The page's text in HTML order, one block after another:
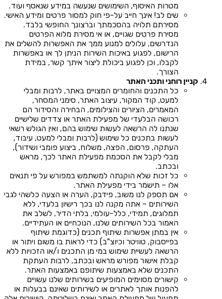
מטרות האיסוף, השימושים שנעשה במידע שנאסף ועוד.
שים לב! אינך חייב על-פי חוק למסור פרטים ומידע האישי.
מסירתם תלויה בהסכמתך וברצונך החופשי בלבד.
מסירת פרטים שגויים, או אי מסירת מלוא הפרטים
הנדרשים, עלולים למנוע ממך את האפשרות להשלים את
הרישום, לפגוע באיכות השירות הניתן לך או באפשרות
לקבלו, וכן לפגוע ביכולת ליצור איתך קשר, במידת
הצורך.
קניין רוחני ותכני האתר
כל התכנים והחומרים המצויים באתר, לרבות ומבלי
למעט, קוד המקור, עיצוב האתר, סימני המסחר,
המאמרים, הציורים והצילומים, הבחירה והסידור הם
רכושה הבלעדי של מפעילת האתר או צדדים שלישיים
שנתנו לה הרשאה לעשות שימוש בהם, ואין הגולש רשאי
לעשות בתכנים כל שימוש (לרבות ומבלי למעט, עיבוד,
העתקה, פרסום, הפצה, משלוח, ביצוע פומבי ושידור),
מבלי לקבל את הסכמת מפעילת האתר לכך, מראש
ובכתב.
כל זכות שלא הוקנתה למשתמש במפורש על פי תנאים
אלו – תישמר בידי מפעילת האתר.
אם תספק לנו משוב, פידבק, הערה או הצעה כלשהי לגבי
השירותים – אתה מקנה לנו בכך רישיון בלעדי, ללא
תמלוגים, תמידי, כלל-עולמי, בלתי הדיר, לשלב את
האמור בכל השירותים שלנו, הנוכחיים או העתידיים.
אין במתן אפשרות שיתוף תכנים (כדוגמת שיתוף
בפייסבוק, טוויטר וכיוצ"ב) כדי לראות בו משום ויתור או
הרשאה לעשיית שימוש במי מן התכנים ו/או הזכויות ללא
קבלת אישור מפורש מראש ובכתב, לרבות העתקת
התכנים שלא באמצעות שיתופם באמצעות האתר.
קישורים מסוימים המופיעים בשירותים שלנו עשויים
להפנות אותך לאתרים או לשירותים שאינם בבעלות או